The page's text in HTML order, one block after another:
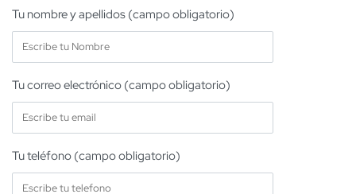
Tu nombre y apellidos (campo obligatorio)
Tu correo electrónico (campo obligatorio)
Tu teléfono (campo obligatorio)